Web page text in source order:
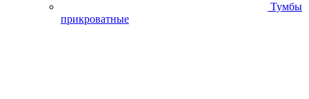
Тумбы
прикроватные